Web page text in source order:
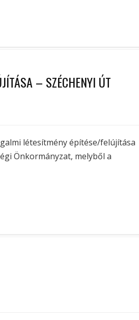
– SZÉCHENYI ÚT
létesítmény építése/felújítása
Önkormányzat, melyből a